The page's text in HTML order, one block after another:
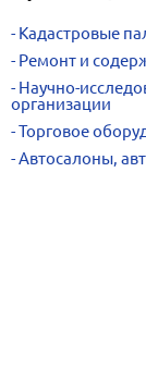
Кадастровые
Ремонт и
Научно-
организации
Торговое
Автосалоны,